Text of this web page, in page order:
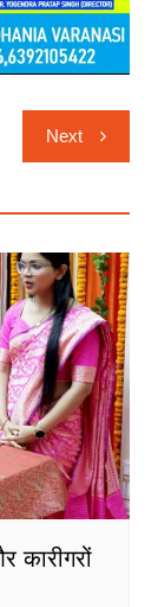
Next
कारीगरों